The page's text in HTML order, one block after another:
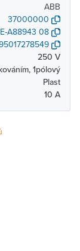
ABB
37000000
A88943 08
250 V
1pólový
Plast
10 A